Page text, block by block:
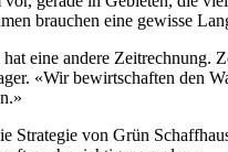
brauchen eine gewisse
eine andere Zeitrechnung.
«Wir bewirtschaften den
Strategie von Grün